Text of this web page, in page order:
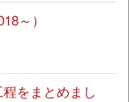
～）
をまとめまし